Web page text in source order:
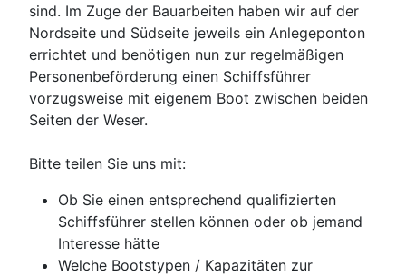
sind. Im Zuge der Bauarbeiten haben wir auf der
Nordseite und Südseite jeweils ein Anlegeponton
errichtet und benötigen nun zur regelmäßigen
Personenbeförderung einen Schiffsführer
vorzugsweise mit eigenem Boot zwischen beiden
Seiten der Weser.
Bitte teilen Sie uns mit:
Ob Sie einen entsprechend qualifizierten
Schiffsführer stellen können oder ob jemand
Interesse hätte
Welche Bootstypen / Kapazitäten zur